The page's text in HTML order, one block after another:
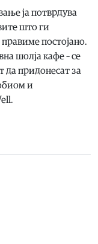
ја потврдува
што ги
постојано.
шолја кафе – се
да придонесат за
и